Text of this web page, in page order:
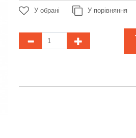
У обрані У порівняння